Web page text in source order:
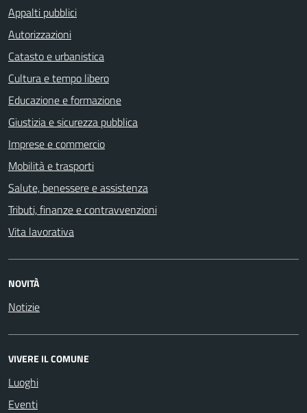
Appalti pubblici
Autorizzazioni
Catasto e urbanistica
Cultura e tempo libero
Educazione e formazione
Giustizia e sicurezza pubblica
Imprese e commercio
Mobilità e trasporti
Salute, benessere e assistenza
Tributi, finanze e contravvenzioni
Vita lavorativa
NOVITÀ
Notizie
VIVERE IL COMUNE
Luoghi
Eventi